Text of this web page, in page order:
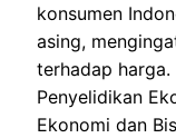
konsumen
asing,
terhadap
Penyelidikan
Ekonomi dan